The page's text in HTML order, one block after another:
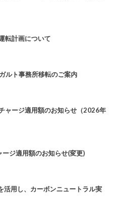
転計画について
ルト事務所移転のご案内
ャージ適用額のお知らせ（2026年
ジ適用額のお知らせ(変更)
活用し、カーボンニュートラル実